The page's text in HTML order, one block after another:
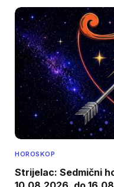
HOROSKOP
Strijelac: Sedmični